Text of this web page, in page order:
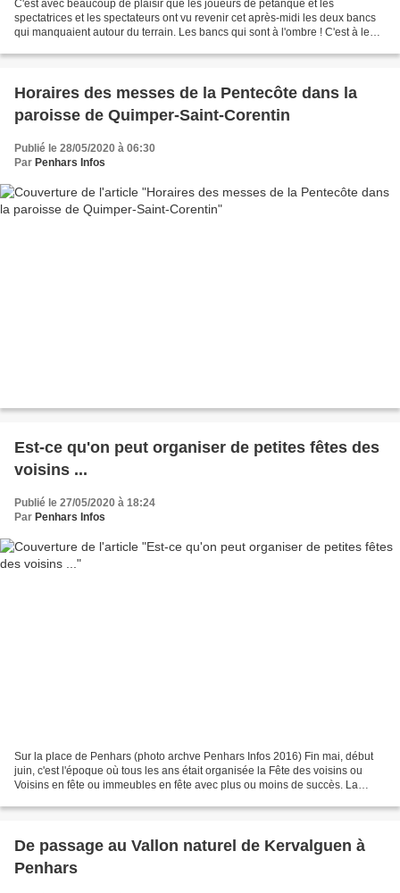
C'est avec beaucoup de plaisir que les joueurs de pétanque et les
spectatrices et les spectateurs ont vu revenir cet après-midi les deux bancs
qui manquaient autour du terrain. Les bancs qui sont à l'ombre ! C'est à leur
Horaires des messes de la Pentecôte dans la
paroisse de Quimper-Saint-Corentin
Publié le 28/05/2020 à 06:30
Par Penhars Infos
Est-ce qu'on peut organiser de petites fêtes des
voisins ...
Publié le 27/05/2020 à 18:24
Par Penhars Infos
Sur la place de Penhars (photo archve Penhars Infos 2016) Fin mai, début
juin, c'est l'époque où tous les ans était organisée la Fête des voisins ou
Voisins en fête ou immeubles en fête avec plus ou moins de succès. La
De passage au Vallon naturel de Kervalguen à
Penhars